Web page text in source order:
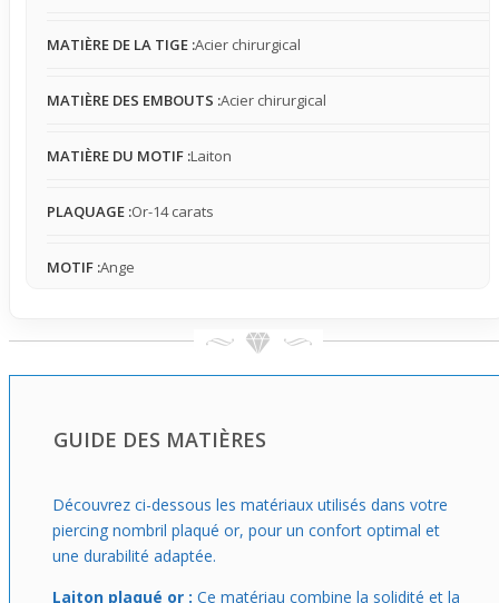
lors de sorties en tenue décontractée, mettant en valeur
le ventre. Il apporte une touche visuelle délicate et
lumineux, idéal pour celles qui veulent ajouter un détail
aussi bien à un premier achat qu’à une utilisation
naturelle.
MATIÈRE DE LA TIGE :Acier chirurgical
MATIÈRE DES EMBOUTS :Acier chirurgical
MATIÈRE DU MOTIF :Laiton
PLAQUAGE :Or-14 carats
MOTIF :Ange
GUIDE DES MATIÈRES
Découvrez ci-dessous les matériaux utilisés dans votre
piercing nombril plaqué or, pour un confort optimal et
une durabilité adaptée.
Laiton plaqué or : Ce matériau combine la solidité et la